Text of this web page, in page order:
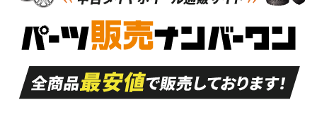
S
品）
S
新車外し品（新古
付き
A
走行距離も少なく、
目立つ傷もほとんど
ない中古品
A
走行距離も少なく、
非常に状態の良い中
古品